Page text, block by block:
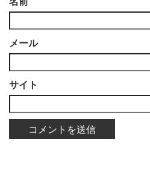
メール
サイト